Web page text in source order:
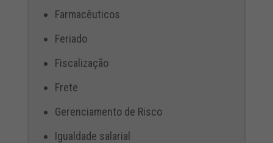
Farmacêuticos
Feriado
Fiscalização
Frete
Gerenciamento de Risco
Igualdade salarial